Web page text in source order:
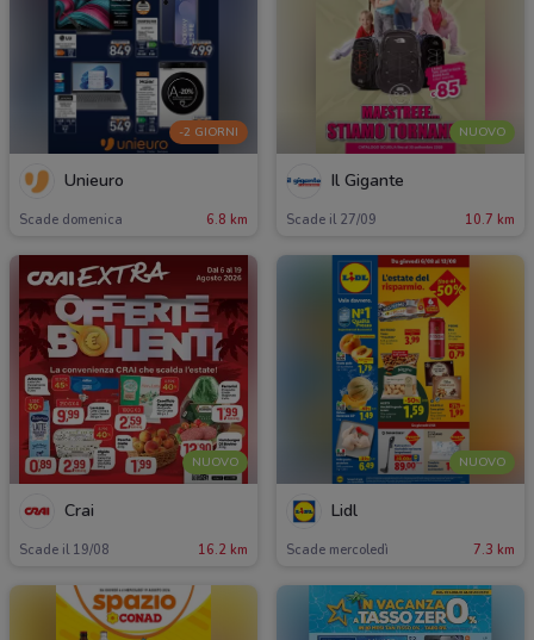
-2 GIORNI
Unieuro
Scade domenica 6.8 km
NUOVO
Il Gigante
Scade il 27/09 10.7 km
NUOVO
Crai
Scade il 19/08 16.2 km
NUOVO
Lidl
Scade mercoledì 7.3 km